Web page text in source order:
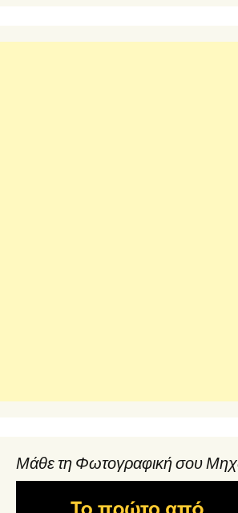
Μάθε τη Φωτογραφική σου